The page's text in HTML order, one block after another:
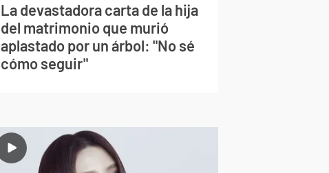
La devastadora carta de la hija
del matrimonio que murió
aplastado por un árbol: "No sé
cómo seguir"